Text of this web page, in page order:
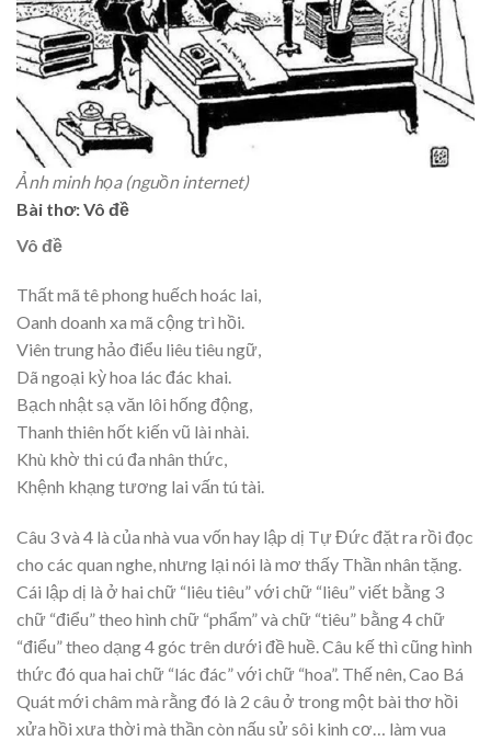
Ảnh minh họa (nguồn internet)
Bài thơ: Vô đề
Vô đề
Thất mã tê phong huếch hoác lai,
Oanh doanh xa mã cộng trì hồi.
Viên trung hảo điểu liêu tiêu ngữ,
Dã ngoại kỳ hoa lác đác khai.
Bạch nhật sạ văn lôi hống động,
Thanh thiên hốt kiến vũ lài nhài.
Khù khờ thi cú đa nhân thức,
Khệnh khạng tương lai vấn tú tài.
Câu 3 và 4 là của nhà vua vốn hay lập dị Tự Đức đặt ra rồi đọc
cho các quan nghe, nhưng lại nói là mơ thấy Thần nhân tặng.
Cái lập dị là ở hai chữ “liêu tiêu” với chữ “liêu” viết bằng 3
chữ “điểu” theo hình chữ “phẩm” và chữ “tiêu” bằng 4 chữ
“điểu” theo dạng 4 góc trên dưới đề huề. Câu kế thì cũng hình
thức đó qua hai chữ “lác đác” với chữ “hoa”. Thế nên, Cao Bá
Quát mới châm mà rằng đó là 2 câu ở trong một bài thơ hồi
xửa hồi xưa thời mà thần còn nấu sử sôi kinh cơ… làm vua